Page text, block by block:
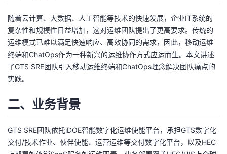
我
的
博
客
我
的
论
坛
我
的
圈
子
我
的
直
我
的
我
随着云计算、大数据、人工智能等技术的快速发展，企业IT系统的
复杂性和规模性日益增加，这对运维团队提出了更高要求。传统的
运维模式已难以满足快速响应、高效协同的需求，因此，移动运维
终端和ChatOps作为一种新兴的运维协作方式应运而生。本文讲述
了GTS SRE团队引入移动运维终端和ChatOps理念解决团队痛点的
实践。
二、业务背景
GTS SRE团队依托iDOE智能数字化运维使能平台，承担GTS数字化
交付/技术作业、伙伴使能、运营运维等交付数字化平台，以及HEC